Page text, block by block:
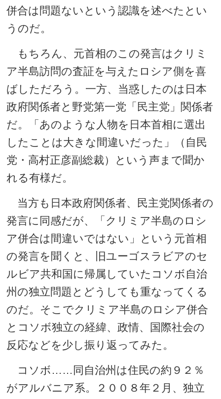
併合は問題ないという認識を述べたとい
うのだ。
もちろん、元首相のこの発言はクリミ
ア半島訪問の査証を与えたロシア側を喜
ばしただろう。一方、当惑したのは日本
政府関係者と野党第一党「民主党」関係者
だ。「あのような人物を日本首相に選出
したことは大きな間違いだった」（自民
党・高村正彦副総裁）という声まで聞か
れる有様だ。
当方も日本政府関係者、民主党関係者の
発言に同感だが、「クリミア半島のロシ
ア併合は間違いではない」という元首相
の発言を聞くと、旧ユーゴスラビアのセ
ルビア共和国に帰属していたコソボ自治
州の独立問題とどうしても重なってくる
のだ。そこでクリミア半島のロシア併合
とコソボ独立の経緯、政情、国際社会の
反応などを少し振り返ってみた。
コソボ……同自治州は住民の約９２％
がアルバニア系。２００８年２月、独立